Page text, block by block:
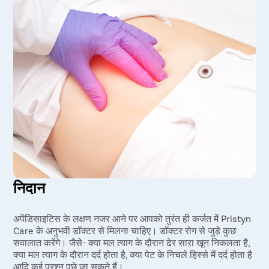
निदान
अपेंडिसाइटिस के लक्षण नजर आने पर आपको तुरंत ही कर्जत में Pristyn
Care के अनुभवी डॉक्टर से मिलना चाहिए। डॉक्टर रोग से जुड़े कुछ
सवालात करेंगे। जैसे- क्या मल त्याग के दौरान ढेर सारा खून निकलता है,
क्या मल त्याग के दौरान दर्द होता है, क्या पेट के निचले हिस्से में दर्द होता है
आदि कई प्रश्न पूछे जा सकते हैं।